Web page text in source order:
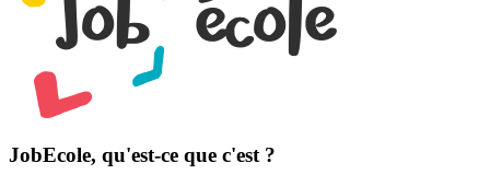
JobEcole, qu'est-ce que c'est ?